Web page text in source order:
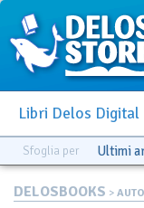
Libri Delos Digital
Sfoglia per Ultimi
DELOSBOOKS >